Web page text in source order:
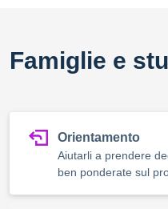
Famiglie e
Orientamento
Aiutarli a prendere
ben ponderate sul